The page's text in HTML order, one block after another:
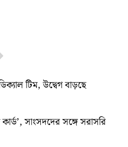
টিম, উদ্বেগ বাড়ছে
সাংসদদের সঙ্গে সরাসরি